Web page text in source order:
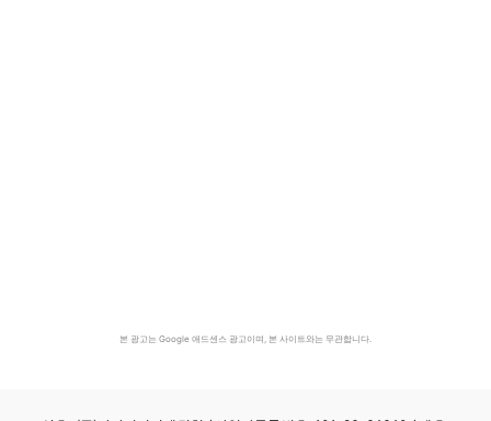
본 광고는 Google 애드센스 광고이며, 본 사이트와는 무관합니다.